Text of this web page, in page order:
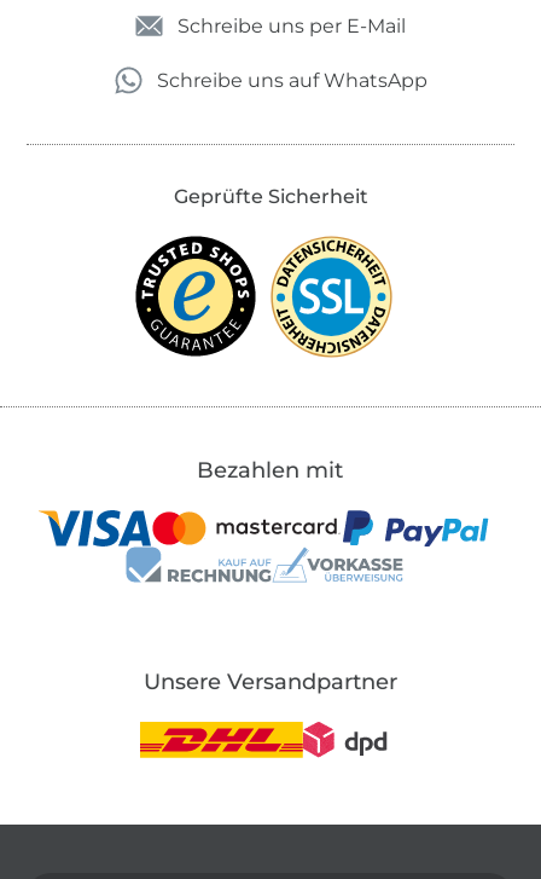
Schreibe uns per E-Mail
Schreibe uns auf WhatsApp
Geprüfte Sicherheit
Bezahlen mit
Unsere Versandpartner